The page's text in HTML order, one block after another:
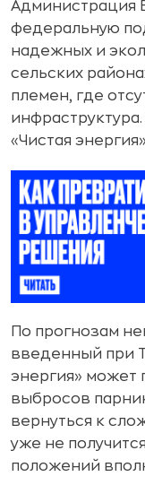
Администрация
федеральную
надежных и
сельских
племен, где
«Чистая
По прогнозам
введенный при
энергия» может
выбросов
вернуться к
уже не
положений